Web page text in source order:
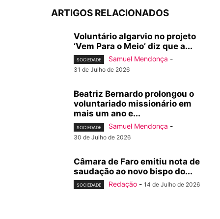
ARTIGOS RELACIONADOS
Voluntário algarvio no projeto
‘Vem Para o Meio’ diz que a...
SOCIEDADE Samuel Mendonça -
31 de Julho de 2026
Beatriz Bernardo prolongou o
voluntariado missionário em
mais um ano e...
SOCIEDADE Samuel Mendonça -
30 de Julho de 2026
Câmara de Faro emitiu nota de
saudação ao novo bispo do...
SOCIEDADE Redação - 14 de Julho de 2026